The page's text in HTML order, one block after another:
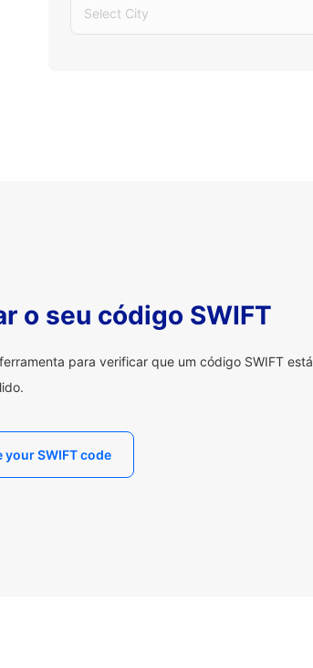
Select City
o seu código SWIFT
para verificar que um código SWIFT está
your SWIFT code